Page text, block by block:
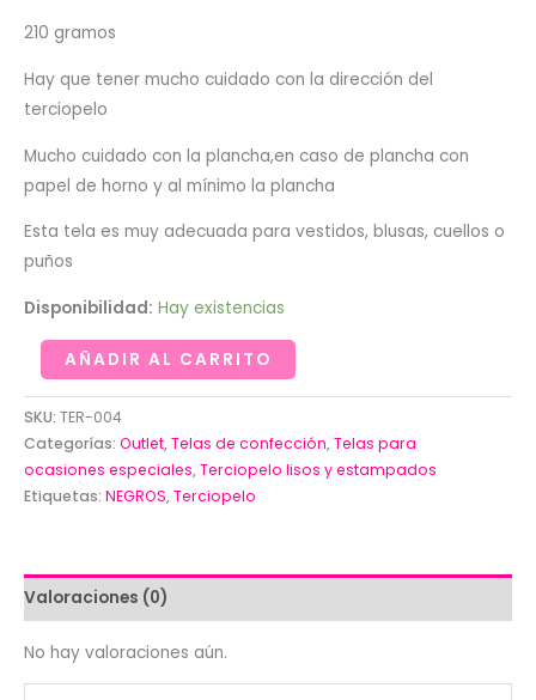
210 gramos
Hay que tener mucho cuidado con la dirección del
terciopelo
Mucho cuidado con la plancha,en caso de plancha con
papel de horno y al mínimo la plancha
Esta tela es muy adecuada para vestidos, blusas, cuellos o
puños
Disponibilidad: Hay existencias
de
terciopelo
negro
liso
(29x40cm)
AÑADIR AL CARRITO
SKU: TER-004
Categorías: Outlet,Telas de confección,Telas para
ocasiones especiales,Terciopelo lisos y estampados
Etiquetas: NEGROS,Terciopelo
Valoraciones (0)
No hay valoraciones aún.